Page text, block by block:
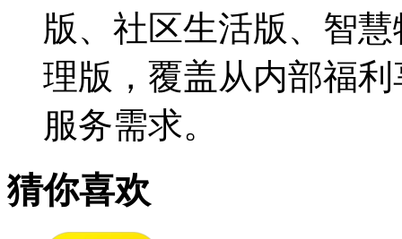
版、社区生活版、智
理版，覆盖从内部福
服务需求。
猜你喜欢